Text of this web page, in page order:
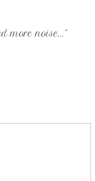
more noise..."